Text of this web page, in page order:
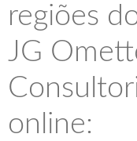
regiões
JG
online: